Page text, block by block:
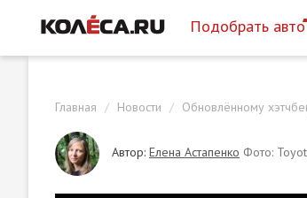
Подобрать авто
Главная Новости Обновлённому
Автор: Елена Астапенко Фото: